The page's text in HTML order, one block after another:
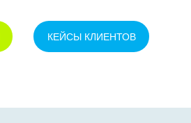
КЕЙСЫ КЛИЕНТОВ